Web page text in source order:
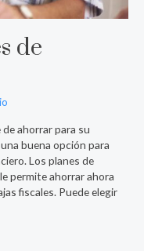
de
ahorrar para su
buena opción para
Los planes de
permite ahorrar ahora
fiscales. Puede elegir